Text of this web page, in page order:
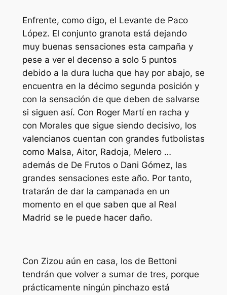
Enfrente, como digo, el Levante de Paco
López. El conjunto granota está dejando
muy buenas sensaciones esta campaña y
pese a ver el decenso a solo 5 puntos
debido a la dura lucha que hay por abajo, se
encuentra en la décimo segunda posición y
con la sensación de que deben de salvarse
si siguen así. Con Roger Martí en racha y
con Morales que sigue siendo decisivo, los
valencianos cuentan con grandes futbolistas
como Malsa, Aitor, Radoja, Melero …
además de De Frutos o Dani Gómez, las
grandes sensaciones este año. Por tanto,
tratarán de dar la campanada en un
momento en el que saben que al Real
Madrid se le puede hacer daño.
Con Zizou aún en casa, los de Bettoni
tendrán que volver a sumar de tres, porque
prácticamente ningún pinchazo está